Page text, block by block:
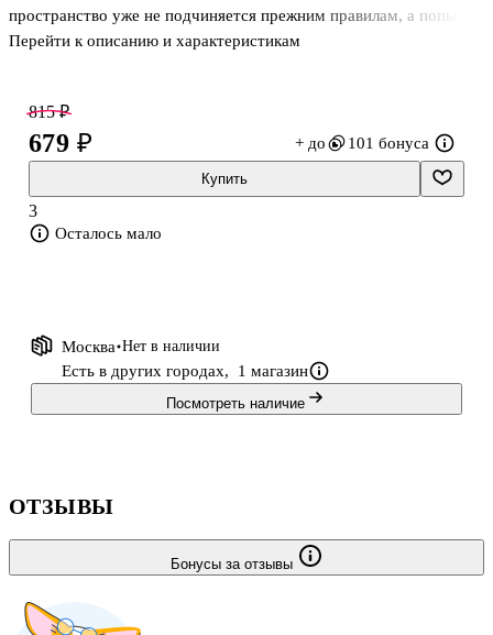
пространство уже не подчиняется прежним правилам, а попытка
понять и использовать его становится рискованной игрой. В
столкновении создателей и мира, который постепенно выходит
из-под их власти. Это первая часть серии о мире Инферно, где
важны не только действие и опасность, но и сам вопрос о
границах власти над собственным творением.
О чём кн
Перейти к описанию и характеристикам
815 ₽
679 ₽ + до 101 бонуса
Купить
3
Осталось мало
Москва Нет в наличии
Есть в других городах, 1 магазин
Посмотреть наличие
ОТЗЫВЫ
Бонусы за отзывы